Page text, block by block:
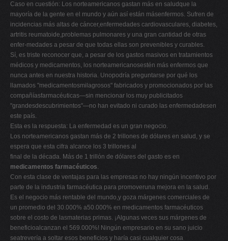
Caso en cuestión: Los norteamericanos gastan más en saludque la
mayoría de la gente en el mundo y aún así están másenfermos. Sufren de
incidencias más altas de cáncer,enfermedades cardiovasculares, diabetes,
artritis reumatoide,problemas pulmonares y una gran cantidad de otras
enfer-medades a pesar de que todas ellas son prevenibles y curables.
Sí, es triste reconocer que, a pesar de los gastos masivos en tratamientos
médicos y medicamentos, los norteamericanosestén más enfermos que
nunca antes en nuestra historia. Unopodría preguntarse por qué los
llamados "medicamentosmilagrosos" fabricados y promocionados por las
compañíasfarmacéuticas—sin mencionar los muy publicitados
"grandesdescubrimientos"—no han evitado ni curado las enfermedadesen
este país.
Esta es la respuesta: La enfermedad es un gran negocio.
Los norteamericanos gastan más de 2 trillones de dólares en salud, y se
espera que esta cifra alcance los 3 trillones al
final de la década. Más de 1 trillón de dólares del gasto es en
medicamentos farmacéuticos.
Con esta clase de ventajas para las empresas no hay ningún incentivo por
parte de la industria farmacéutica para promoveruna mejora en la salud.
Es el negocio más rentable del mundo,y goza márgenes comerciales de
un promedio del 30.000% a50.000% en medicamentos farmacéuticos
sobre el costo de lasmaterias primas. ¡Algunas veces sus márgenes de
beneficioalcanzan el 569.000%! Ningún empresario en su sano juicio
seatrevería a soltar esos beneficios y haría casi cualquier cosa